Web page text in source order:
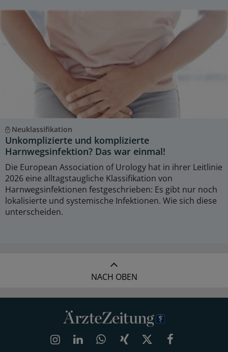
Neuklassifikation
Unkomplizierte und komplizierte
Harnwegsinfektion? Das war einmal!
Die European Association of Urology hat in ihrer Leitlinie
2026 eine alltagstaugliche Klassifikation von
Harnwegsinfektionen festgeschrieben: Es gibt nur noch
lokalisierte und systemische Infektionen. Wie sich diese
unterscheiden.
NACH OBEN